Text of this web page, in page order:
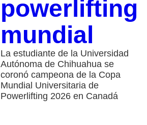
powerlifting
mundial
La estudiante de la Universidad
Autónoma de Chihuahua se
coronó campeona de la Copa
Mundial Universitaria de
Powerlifting 2026 en Canadá